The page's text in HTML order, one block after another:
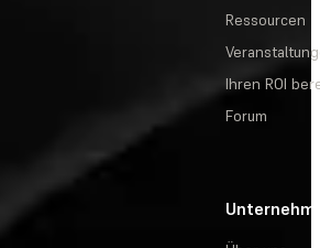
Ressourcen
Ihren ROI
Forum